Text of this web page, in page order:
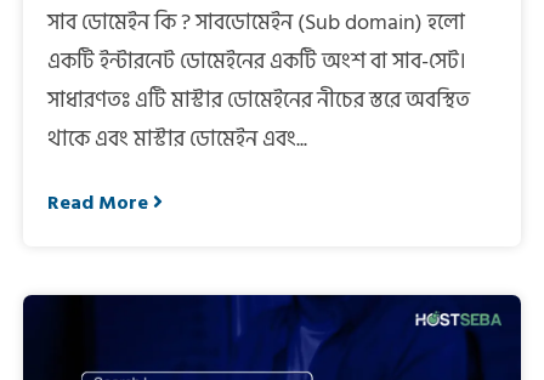
সাব ডোমেইন কি ? সাবডোমেইন (Sub domain) হলো
একটি ইন্টারনেট ডোমেইনের একটি অংশ বা সাব-সেট।
সাধারণতঃ এটি মাস্টার ডোমেইনের নীচের স্তরে অবস্থিত
থাকে এবং মাস্টার ডোমেইন এবং...
Read More